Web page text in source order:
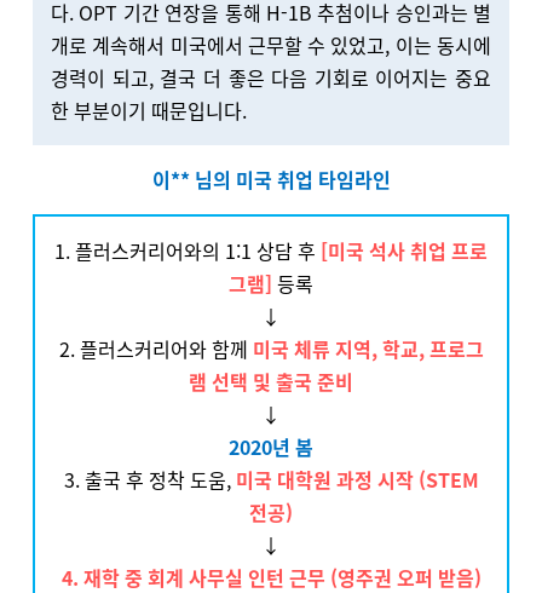
다. OPT 기간 연장을 통해 H-1B 추첨이나 승인과는 별
개로 계속해서 미국에서 근무할 수 있었고, 이는 동시에
경력이 되고, 결국 더 좋은 다음 기회로 이어지는 중요
한 부분이기 때문입니다.
이** 님의 미국 취업 타임라인
1. 플러스커리어와의 1:1 상담 후 [미국 석사 취업 프로
그램] 등록
↓
2.플러스커리어와 함께 미국 체류 지역, 학교, 프로그
램 선택 및 출국 준비
↓
2020년 봄
3. 출국 후 정착 도움, 미국 대학원 과정 시작 (STEM
전공)
↓
4. 재학 중 회계 사무실 인턴 근무 (영주권 오퍼 받음)